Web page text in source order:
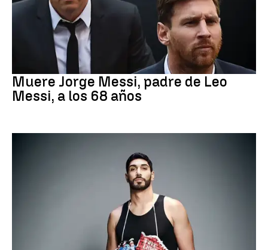
Muere Jorge Messi, padre de Leo
Messi, a los 68 años